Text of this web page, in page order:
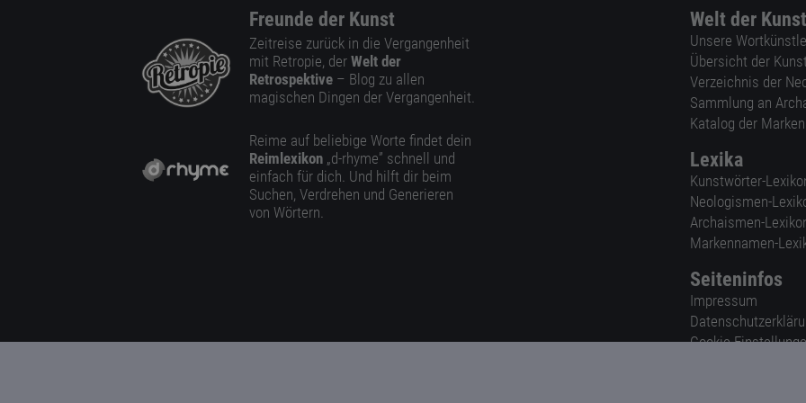
Freunde der Kunst
Zeitreise zurück in die Vergangenheit
mit Retropie, der Welt der
Retrospektive – Blog zu allen
magischen Dingen der Vergangenheit.
Reime auf beliebige Worte findet dein
Reimlexikon „d-rhyme” schnell und
einfach für dich. Und hilft dir beim
Suchen, Verdrehen und Generieren
von Wörtern.
Welt der
Unsere
Übersicht der
Verzeichnis der
Sammlung an
Katalog der
Lexika
Kunstwörter-
Neologismen-
Archaismen-
Markennamen-
Seiteninfos
Impressum
Cookie-